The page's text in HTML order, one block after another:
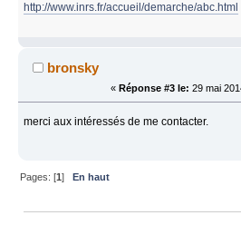
http://www.inrs.fr/accueil/demarche/abc.html
bronsky
« Réponse #3 le: 29 mai
merci aux intéressés de me contacter.
Pages: [1]En haut